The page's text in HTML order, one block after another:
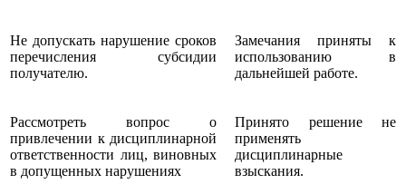
Не допускать нарушение сроков
перечисления субсидии
получателю.
Замечания приняты к
использованию в
дальнейшей работе.
Рассмотреть вопрос о
привлечении к дисциплинарной
ответственности лиц, виновных
в допущенных нарушениях
Принято решение не
применять
дисциплинарные
взыскания.